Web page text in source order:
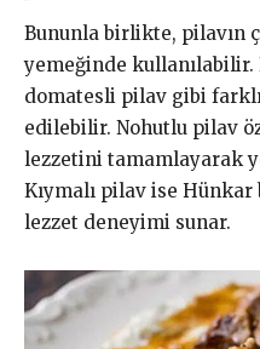
Bununla birlikte, pilavın
yemeğinde kullanılabilir.
domatesli pilav gibi
edilebilir. Nohutlu pilav
lezzetini tamamlayarak
Kıymalı pilav ise
lezzet deneyimi sunar.